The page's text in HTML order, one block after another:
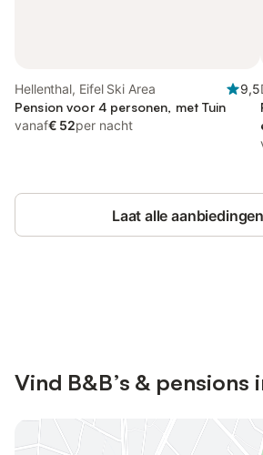
Hellenthal, Eifel Ski Area
9,5
Pension voor 4 personen, met Tuin
vanaf€ 52per nacht
Laat alle
Vind B&B’s & pensions